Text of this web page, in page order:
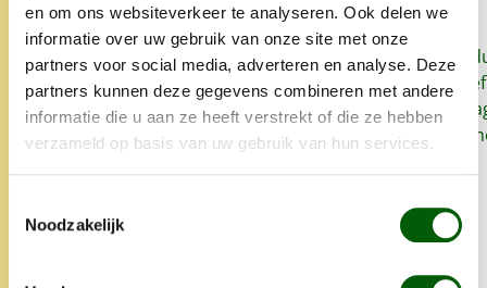
en om ons websiteverkeer te analyseren. Ook delen we
informatie over uw gebruik van onze site met onze
partners voor social media, adverteren en analyse. Deze
partners kunnen deze gegevens combineren met andere
informatie die u aan ze heeft verstrekt of die ze hebben
verzameld op basis van uw gebruik van hun services.
Noodzakelijk
Sinds we Nero Gold geven aan
onze honden heeft onze
oudste hond zo goed als geen
last meer van allergieën en
lief iets extra's.
Snel, goed
het lekker.
zo'n klein
super. Alles is